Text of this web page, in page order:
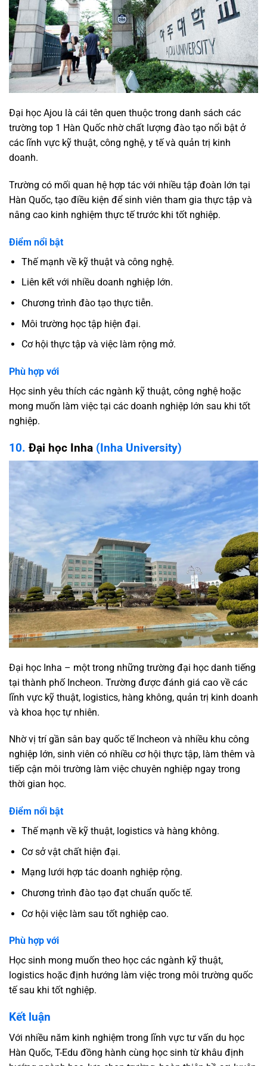
Đại học Ajou là cái tên quen thuộc trong danh sách các
trường top 1 Hàn Quốc nhờ chất lượng đào tạo nổi bật ở
các lĩnh vực kỹ thuật, công nghệ, y tế và quản trị kinh
doanh.
Trường có mối quan hệ hợp tác với nhiều tập đoàn lớn tại
Hàn Quốc, tạo điều kiện để sinh viên tham gia thực tập và
nâng cao kinh nghiệm thực tế trước khi tốt nghiệp.
Điểm nổi bật
Thế mạnh về kỹ thuật và công nghệ.
Liên kết với nhiều doanh nghiệp lớn.
Chương trình đào tạo thực tiễn.
Môi trường học tập hiện đại.
Cơ hội thực tập và việc làm rộng mở.
Phù hợp với
Học sinh yêu thích các ngành kỹ thuật, công nghệ hoặc
mong muốn làm việc tại các doanh nghiệp lớn sau khi tốt
nghiệp.
10. Đại học Inha (Inha University)
Đại học Inha – một trong những trường đại học danh tiếng
tại thành phố Incheon. Trường được đánh giá cao về các
lĩnh vực kỹ thuật, logistics, hàng không, quản trị kinh doanh
và khoa học tự nhiên.
Nhờ vị trí gần sân bay quốc tế Incheon và nhiều khu công
nghiệp lớn, sinh viên có nhiều cơ hội thực tập, làm thêm và
tiếp cận môi trường làm việc chuyên nghiệp ngay trong
thời gian học.
Điểm nổi bật
Thế mạnh về kỹ thuật, logistics và hàng không.
Cơ sở vật chất hiện đại.
Mạng lưới hợp tác doanh nghiệp rộng.
Chương trình đào tạo đạt chuẩn quốc tế.
Cơ hội việc làm sau tốt nghiệp cao.
Phù hợp với
Học sinh mong muốn theo học các ngành kỹ thuật,
logistics hoặc định hướng làm việc trong môi trường quốc
tế sau khi tốt nghiệp.
Kết luận
Với nhiều năm kinh nghiệm trong lĩnh vực tư vấn du học
Hàn Quốc, T-Edu đồng hành cùng học sinh từ khâu định